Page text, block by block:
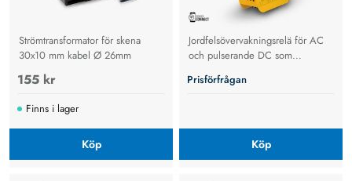
Strömtransformator för skena
30x10 mm kabel Ø 26mm
155 kr
Finns i lager
Köp
Jordfelsövervakningsrelä för AC
och pulserande DC som
justerbara larmnivåer och
Prisförfrågan
Köp